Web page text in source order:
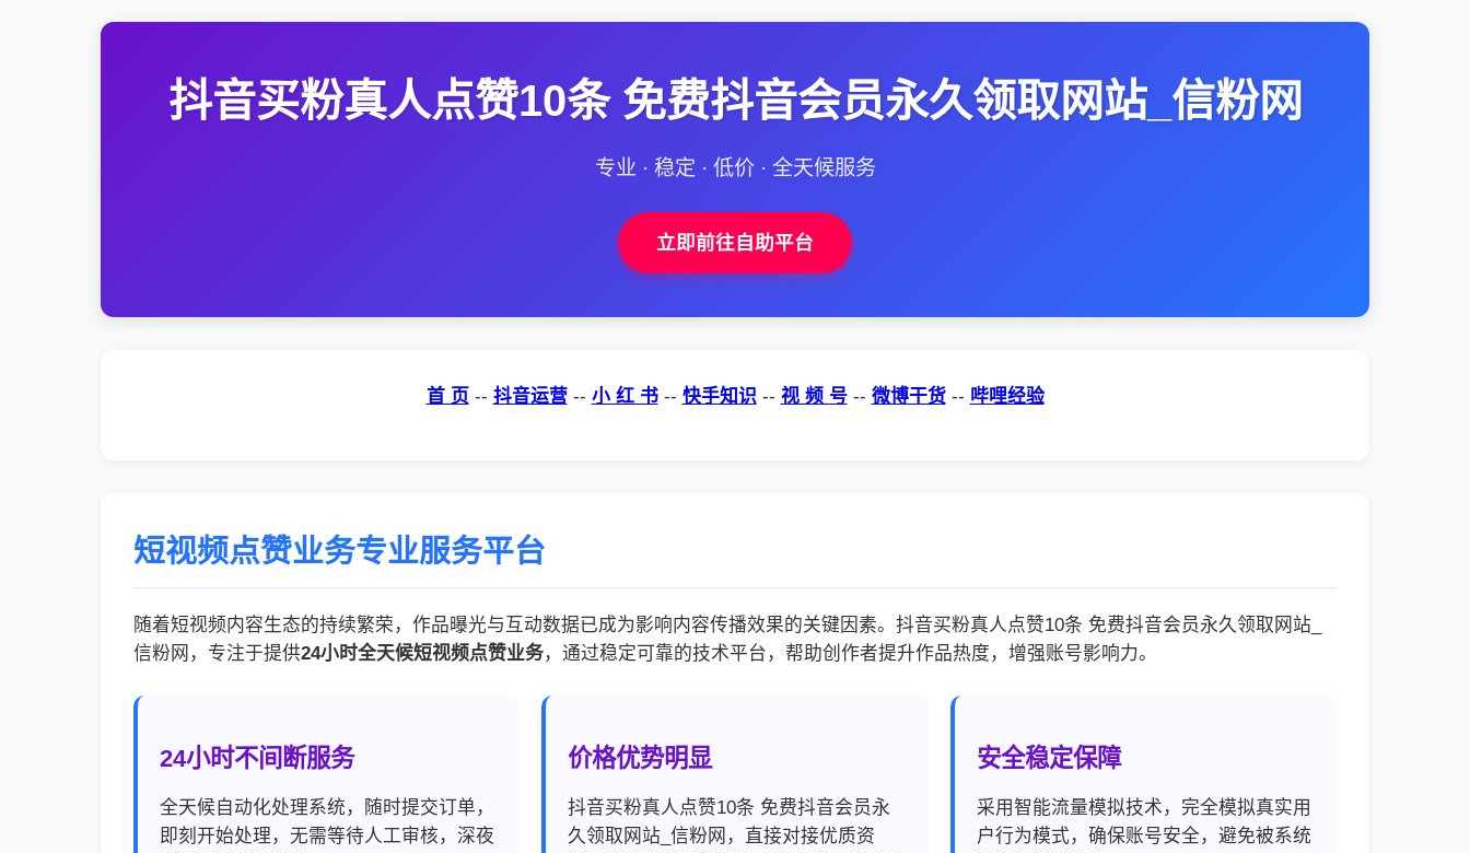
抖音买粉真人点赞10条 免费抖音会员永久领取网站_信粉网
专业 · 稳定 · 低价 · 全天候服务
立即前往自助平台
首 页 -- 抖音运营-- 小 红 书-- 快手知识 -- 视 频 号-- 微博干货-- 哔哩经验
短视频点赞业务专业服务平台
随着短视频内容生态的持续繁荣，作品曝光与互动数据已成为影响内容传播效果的关键因素。抖音买粉真人点赞10条 免费抖音会员永久领取网站_
信粉网，专注于提供24小时全天候短视频点赞业务，通过稳定可靠的技术平台，帮助创作者提升作品热度，增强账号影响力。
24小时不间断服务
全天候自动化处理系统，随时提交订单，
即刻开始处理，无需等待人工审核，深夜
价格优势明显
抖音买粉真人点赞10条 免费抖音会员永
久领取网站_信粉网，直接对接优质资
安全稳定保障
采用智能流量模拟技术，完全模拟真实用
户行为模式，确保账号安全，避免被系统